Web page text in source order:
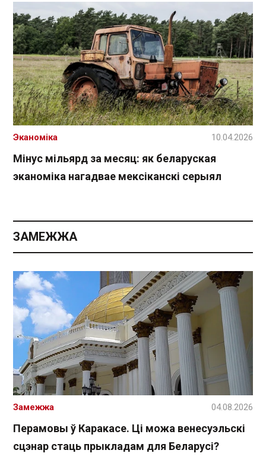
Мінус мільярд за месяц: як беларуская
эканоміка нагадвае мексіканскі серыял
Эканоміка 10.04.2026
ЗАМЕЖЖА
Перамовы ў Каракасе. Ці можа венесуэльскі
сцэнар стаць прыкладам для Беларусі?
Замежжа 04.08.2026